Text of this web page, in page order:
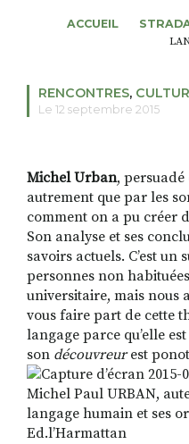
ALTER STRADA
RECHERCHER
S'INSCRIRE
ACCUEIL
RENCONTRES,
Le 12 septembre 2015
Michel Urban, persuadé
autrement que par les
comment on a pu créer
Son analyse et ses
savoirs actuels. C’est
personnes non
universitaire, mais nous
vous faire part de cette
langage parce qu’elle
son découvreurest
Michel Paul URBAN,
langage humain et ses
Ed.l’Harmattan